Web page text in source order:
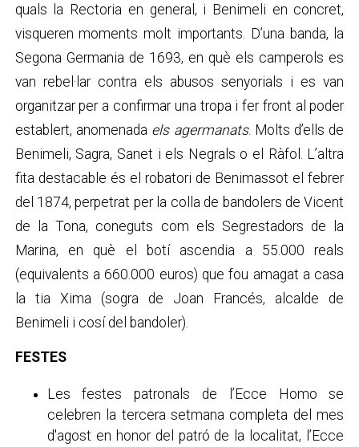
quals la Rectoria en general, i Benimeli en concret,
visqueren moments molt importants. D’una banda, la
Segona Germania de 1693, en què els camperols es
van rebel·lar contra els abusos senyorials i es van
organitzar per a confirmar una tropa i fer front al poder
establert, anomenada els agermanats. Molts d’ells de
Benimeli, Sagra, Sanet i els Negrals o el Ràfol. L’altra
fita destacable és el robatori de Benimassot el febrer
del 1874, perpetrat per la colla de bandolers de Vicent
de la Tona, coneguts com els Segrestadors de la
Marina, en què el botí ascendia a 55.000 reals
(equivalents a 660.000 euros) que fou amagat a casa
la tia Xima (sogra de Joan Francés, alcalde de
Benimeli i cosí del bandoler).
FESTES
Les festes patronals de l’Ecce Homo se
celebren la tercera setmana completa del mes
d'agost en honor del patró de la localitat, l’Ecce